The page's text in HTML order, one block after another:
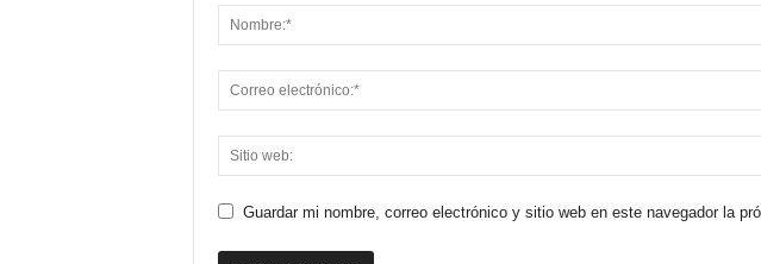
Guardar mi nombre, correo electrónico y sitio web en este navegador la